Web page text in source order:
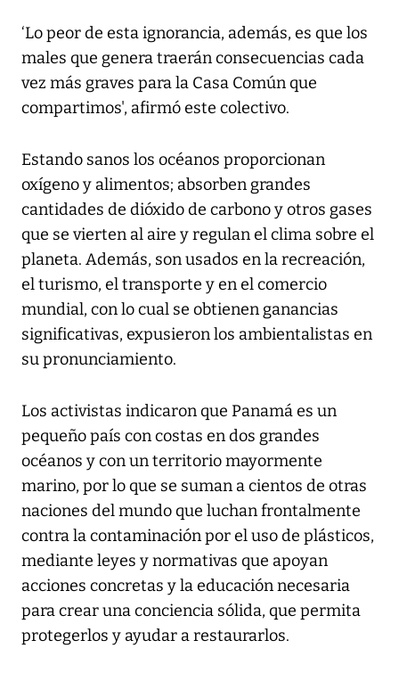
‘Lo peor de esta ignorancia, además, es que los
males que genera traerán consecuencias cada
vez más graves para la Casa Común que
compartimos', afirmó este colectivo.
Estando sanos los océanos proporcionan
oxígeno y alimentos; absorben grandes
cantidades de dióxido de carbono y otros gases
que se vierten al aire y regulan el clima sobre el
planeta. Además, son usados en la recreación,
el turismo, el transporte y en el comercio
mundial, con lo cual se obtienen ganancias
significativas, expusieron los ambientalistas en
su pronunciamiento.
Los activistas indicaron que Panamá es un
pequeño país con costas en dos grandes
océanos y con un territorio mayormente
marino, por lo que se suman a cientos de otras
naciones del mundo que luchan frontalmente
contra la contaminación por el uso de plásticos,
mediante leyes y normativas que apoyan
acciones concretas y la educación necesaria
para crear una conciencia sólida, que permita
protegerlos y ayudar a restaurarlos.